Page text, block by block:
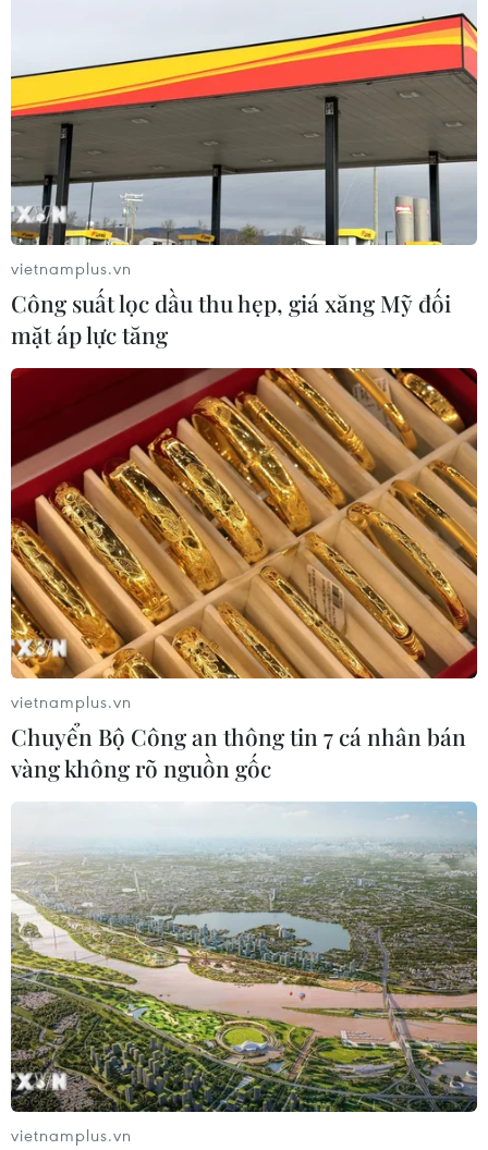
TIN CÙNG CHUYÊN MỤC
Hà Nội: Lại xảy ra cháy nhà xưởng tại
phường Thanh Liệt
09/08/2026 10:24
vietnamplus.vn
Công suất lọc dầu thu hẹp, giá xăng Mỹ đối
mặt áp lực tăng
vietnamplus.vn
Chuyển Bộ Công an thông tin 7 cá nhân bán
vàng không rõ nguồn gốc
vietnamplus.vn